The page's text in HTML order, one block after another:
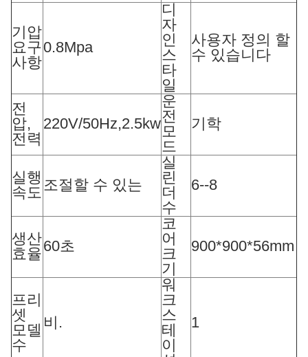
기압
요구
사항
0.8Mpa
디
자
인
스
타
일
사용자 정의 할
수 있습니다
전
압,
전력
220V/50Hz,2.5kw
운
전
모
드
기학
실행
속도조절할 수 있는
실
린
더
수
6--8
생산
효율60초
코
어
크
기
900*900*56mm
프리
셋
모델
수
비.
워
크
스
테
이
1